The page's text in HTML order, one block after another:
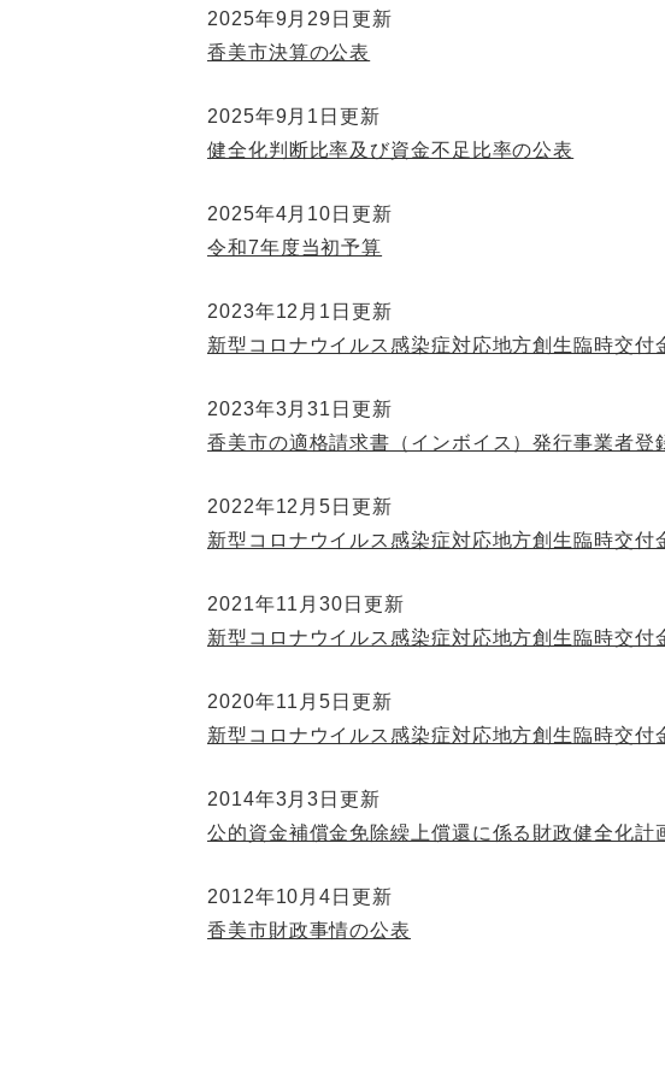
2025年9月29日更新
香美市決算の公表
2025年9月1日更新
健全化判断比率及び資金不足比率の公表
2025年4月10日更新
令和7年度当初予算
2023年12月1日更新
新型コロナウイルス感染症対応地方創生臨時交付
2023年3月31日更新
香美市の適格請求書（インボイス）発行事業者登
2022年12月5日更新
新型コロナウイルス感染症対応地方創生臨時交付
2021年11月30日更新
新型コロナウイルス感染症対応地方創生臨時交付
2020年11月5日更新
新型コロナウイルス感染症対応地方創生臨時交付
2014年3月3日更新
公的資金補償金免除繰上償還に係る財政健全化計
2012年10月4日更新
香美市財政事情の公表